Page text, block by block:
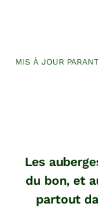
MIS À JOUR PAR
Les
du bon, et
partout